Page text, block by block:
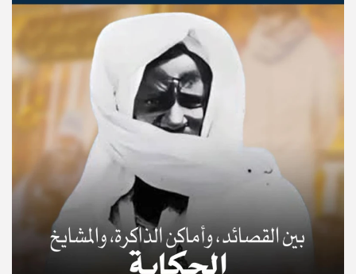
© Copyright 2025, APS